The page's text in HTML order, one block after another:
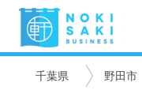
千葉県 野田市